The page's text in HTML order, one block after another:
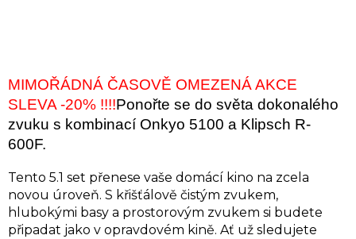
MIMOŘÁDNÁ ČASOVĚ OMEZENÁ AKCE
SLEVA -20% !!!!Ponořte se do světa dokonalého
zvuku s kombinací Onkyo 5100 a Klipsch R-
600F.
Tento 5.1 set přenese vaše domácí kino na zcela
novou úroveň. S křišťálově čistým zvukem,
hlubokými basy a prostorovým zvukem si budete
připadat jako v opravdovém kině. Ať už sledujete